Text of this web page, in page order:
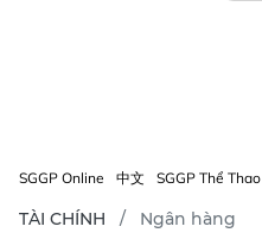
SGGP Online 中文 SGGP Thể Thao
TÀI CHÍNH Ngân hàng